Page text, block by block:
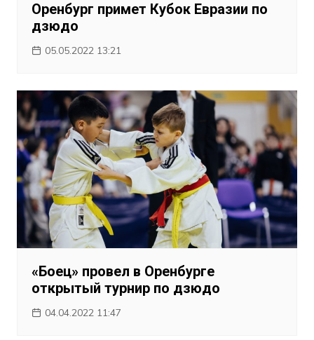
Оренбург примет Кубок Евразии по
дзюдо
05.05.2022 13:21
«Боец» провел в Оренбурге
открытый турнир по дзюдо
04.04.2022 11:47